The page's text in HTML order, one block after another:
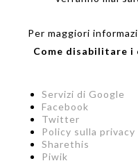
Per maggiori
Come disabilitare
Servizi di Google
Facebook
Twitter
Policy sulla privacy
Sharethis
Piwik